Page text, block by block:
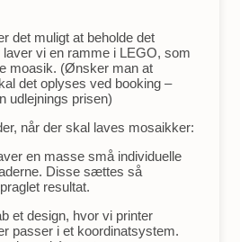
det muligt at beholde det
vi en ramme i LEGO, som
moasik. (Ønsker man at
det oplyses ved booking –
udlejnings prisen)
når der skal laves mosaikker:
en masse små individuelle
Disse sættes så
resultat.
et design, hvor vi printer
passer i et koordinatsystem.